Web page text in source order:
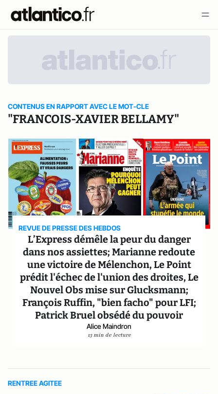
CONTENUS EN RAPPORT AVEC LE MOT-CLE
"FRANCOIS-XAVIER BELLAMY"
REVUE DE PRESSE DES HEBDOS
L’Express démêle la peur du danger
dans nos assiettes; Marianne redoute
une victoire de Mélenchon, Le Point
prédit l'échec de l'union des droites, Le
Nouvel Obs mise sur Glucksmann;
François Ruffin, "bien facho" pour LFI;
Patrick Bruel obsédé du pouvoir
Alice Maindron
13 min de lecture
RENTREE AGITEE